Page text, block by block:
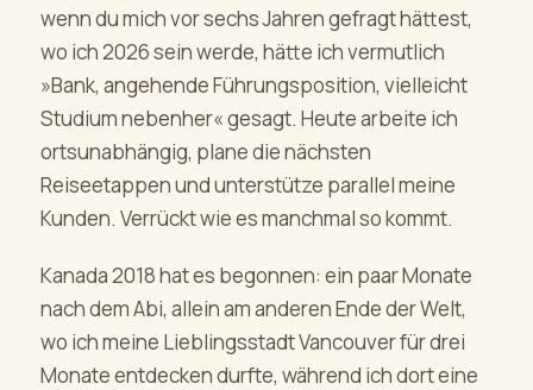
wenn du mich vor sechs Jahren gefragt hättest,
wo ich 2026 sein werde, hätte ich vermutlich
»Bank, angehende Führungsposition, vielleicht
Studium nebenher« gesagt. Heute arbeite ich
ortsunabhängig, plane die nächsten
Reiseetappen und unterstütze parallel meine
Kunden. Verrückt wie es manchmal so kommt.
Kanada 2018 hat es begonnen: ein paar Monate
nach dem Abi, allein am anderen Ende der Welt,
wo ich meine Lieblingsstadt Vancouver für drei
Monate entdecken durfte, während ich dort eine